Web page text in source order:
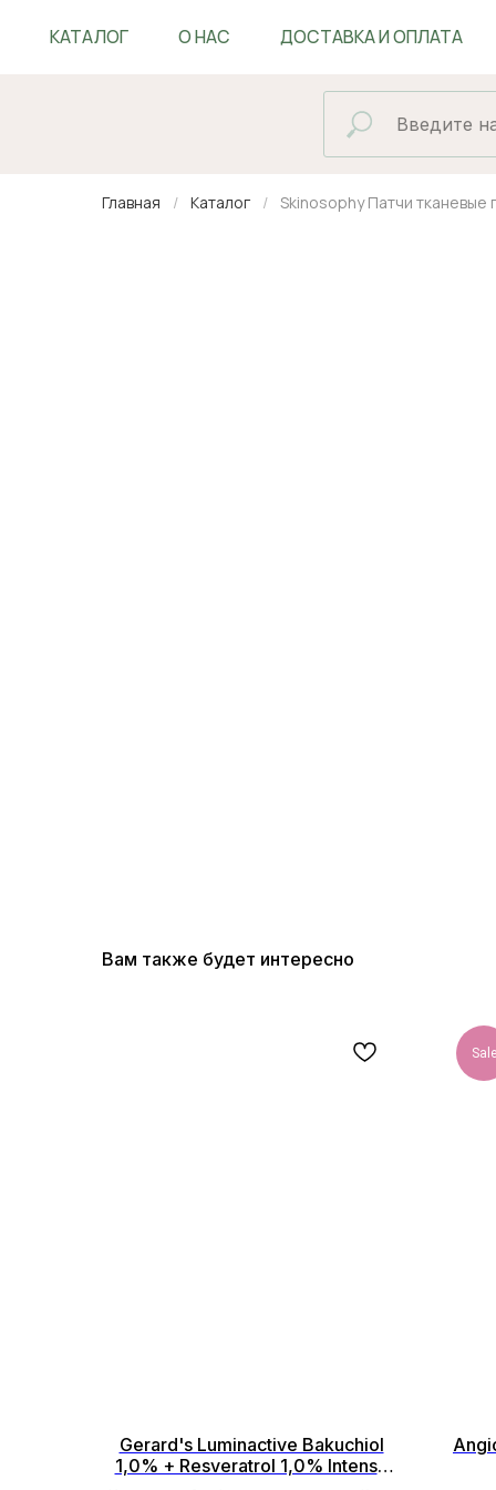
КАТАЛОГ О НАС БЛОГ
ДОСТАВКА И ОПЛАТА
Главная Каталог Skinosophy Патчи
Вам также будет интересно
Gerard's Luminactive Bakuchiol
1,0% + Resveratrol 1,0% Intense
Sale